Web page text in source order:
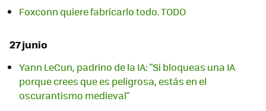
Foxconn quiere fabricarlo todo. TODO
27 junio
Yann LeCun, padrino de la IA: "Si bloqueas una IA
porque crees que es peligrosa, estás en el
oscurantismo medieval"